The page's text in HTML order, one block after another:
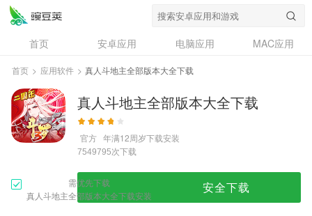
首页 安卓应用 电脑应用
MAC应用
资讯
专题 设计奖
问答
首页 > 应用软件 > 真人斗地主全部版本大全下载
真人斗地主全部版本大全下载
官方 年满12周岁下载安装
7549795次下载
需优先下载
真人斗地主全部版本大全下载安装
安全下载